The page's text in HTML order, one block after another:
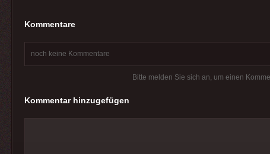
Kommentare
noch keine Kommentare
Bitte melden Sie sich an, um einen
Kommentar hinzugefügen